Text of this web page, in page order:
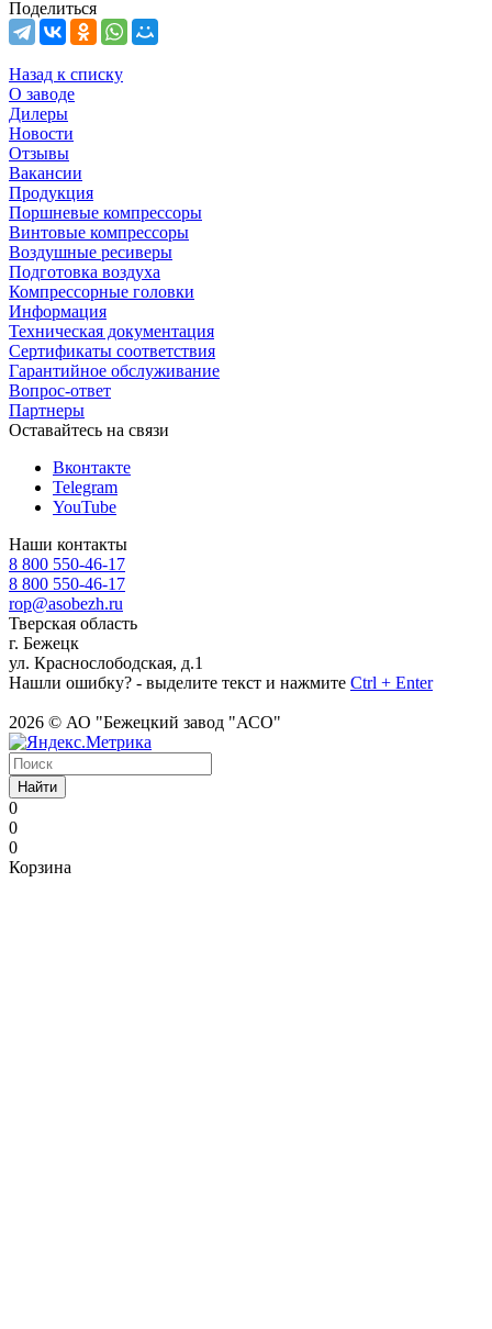
Поделиться
Назад к списку
О заводе
Дилеры
Новости
Отзывы
Вакансии
Продукция
Поршневые компрессоры
Винтовые компрессоры
Воздушные ресиверы
Подготовка воздуха
Компрессорные головки
Информация
Техническая документация
Сертификаты соответствия
Гарантийное обслуживание
Вопрос-ответ
Партнеры
Оставайтесь на связи
Вконтакте
Telegram
YouTube
Наши контакты
8 800 550-46-17
8 800 550-46-17
rop@asobezh.ru
Тверская область
г. Бежецк
ул. Краснослободская, д.1
Нашли ошибку? - выделите текст и нажмите Ctrl + Enter
2026 © АО "Бежецкий завод "АСО"
Найти
0
0
0
Корзина